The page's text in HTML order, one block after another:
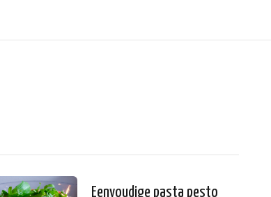
Eenvoudige pasta pesto